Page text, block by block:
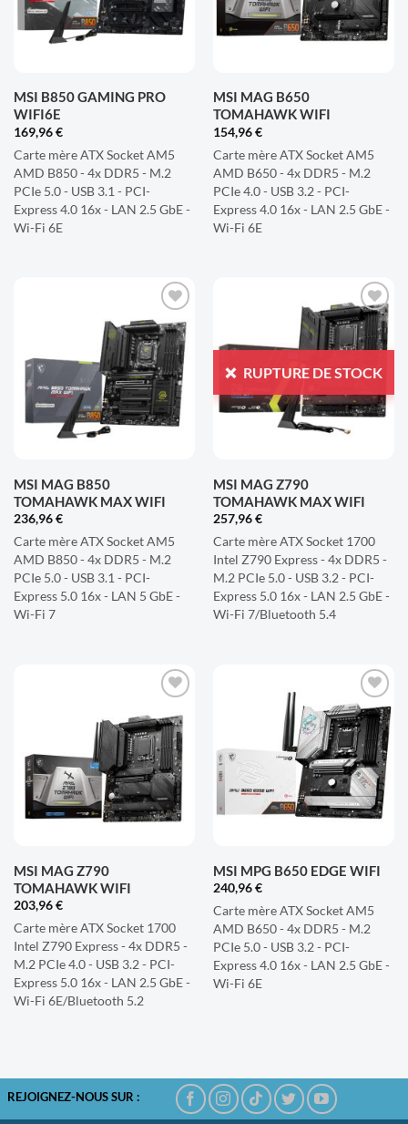
MSI B850 GAMING PRO
WIFI6E
169,96€
Carte mère ATX Socket AM5
AMD B850 - 4x DDR5 - M.2
PCIe 5.0 - USB 3.1 - PCI-
Express 4.0 16x - LAN 2.5 GbE -
Wi-Fi 6E
MSI MAG B650
TOMAHAWK WIFI
154,96€
Carte mère ATX Socket AM5
AMD B650 - 4x DDR5 - M.2
PCIe 4.0 - USB 3.2 - PCI-
Express 4.0 16x - LAN 2.5 GbE -
Wi-Fi 6E
AJOUTER
À LA
LISTE
D'ENVIES
MSI MAG B850
TOMAHAWK MAX WIFI
236,96€
Carte mère ATX Socket AM5
AMD B850 - 4x DDR5 - M.2
PCIe 5.0 - USB 3.1 - PCI-
Express 5.0 16x - LAN 5 GbE -
Wi-Fi 7
AJOUTER
À LA
D'ENVIES
RUPTURE DE STOCK
MSI MAG Z790
TOMAHAWK MAX WIFI
257,96€
Carte mère ATX Socket 1700
Intel Z790 Express - 4x DDR5 -
M.2 PCIe 5.0 - USB 3.2 - PCI-
Express 5.0 16x - LAN 2.5 GbE -
Wi-Fi 7/Bluetooth 5.4
AJOUTER
À LA
LISTE
D'ENVIES
MSI MAG Z790
TOMAHAWK WIFI
203,96€
Carte mère ATX Socket 1700
Intel Z790 Express - 4x DDR5 -
M.2 PCIe 4.0 - USB 3.2 - PCI-
Express 5.0 16x - LAN 2.5 GbE -
Wi-Fi 6E/Bluetooth 5.2
AJOUTER
À LA
LISTE
D'ENVIES
MSI MPG B650 EDGE WIFI
240,96€
Carte mère ATX Socket AM5
AMD B650 - 4x DDR5 - M.2
PCIe 5.0 - USB 3.2 - PCI-
Express 4.0 16x - LAN 2.5 GbE -
Wi-Fi 6E
REJOIGNEZ-NOUS SUR :